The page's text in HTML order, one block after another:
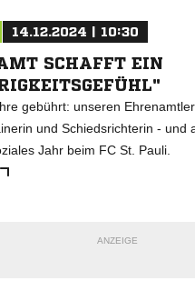
14.12.2024 | 10:30
SCHAFFT EIN
gebührt: unseren
und Schiedsrichterin - und
Jahr beim FC St. Pauli.
ANZEIGE